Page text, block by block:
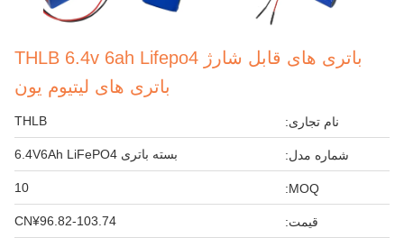
باتری های قابل شارژ THLB 6.4v 6ah Lifepo4
باتری های لیتیوم یون
نام تجاری: THLB
شماره مدل: بسته باتری 6.4V6Ah LiFePO4
MOQ:
10
قیمت: CN¥96.82-103.74